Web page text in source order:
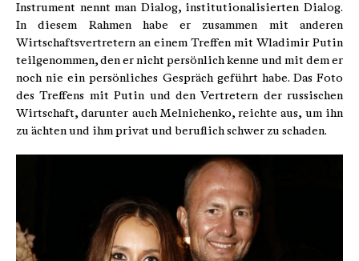
Instrument nennt man Dialog, institutionalisierten Dialog.
In diesem Rahmen habe er zusammen mit anderen
Wirtschaftsvertretern an einem Treffen mit Wladimir Putin
teilgenommen, den er nicht persönlich kenne und mit dem er
noch nie ein persönliches Gespräch geführt habe. Das Foto
des Treffens mit Putin und den Vertretern der russischen
Wirtschaft, darunter auch Melnichenko, reichte aus, um ihn
zu ächten und ihm privat und beruflich schwer zu schaden.